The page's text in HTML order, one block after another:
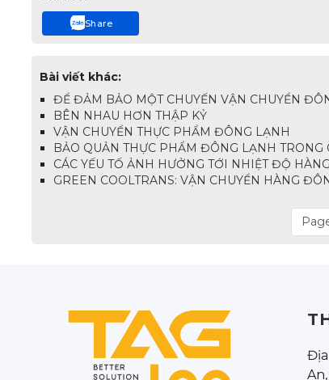
Share
Bài viết khác:
ĐỂ ĐẢM BẢO MỘT CHUYẾN VẬN CHUYỂN
BÊN NHAU HƠN THẬP KỶ
VẬN CHUYỂN THỰC PHẨM ĐÔNG LẠNH
BẢO QUẢN THỰC PHẨM ĐÔNG LẠNH
CÁC YẾU TỐ ẢNH HƯỞNG TỚI NHIỆT ĐỘ
GREEN COOLTRANS: VẬN CHUYỂN HÀNG
Địa